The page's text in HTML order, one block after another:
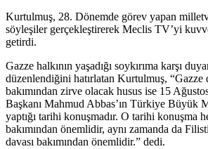
Kurtulmuş, 28. Dönemde görev yapan
söyleşiler gerçekleştirerek Meclis TV’yi
getirdi.
Gazze halkının yaşadığı soykırıma karşı
düzenlendiğini hatırlatan Kurtulmuş, “Gazze
bakımından zirve olacak husus ise 15
Başkanı Mahmud Abbas’ın Türkiye Büyük
yaptığı tarihi konuşmadır. O tarihi konuşma
bakımından önemlidir, aynı zamanda da
davası bakımından önemlidir.” dedi.